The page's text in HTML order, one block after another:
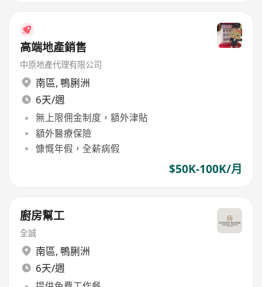
高端地產銷售
中原地產代理有限公司
南區, 鴨脷洲
6天/週
無上限佣金制度，額外津貼
額外醫療保險
慷慨年假，全薪病假
$50K-100K/月
廚房幫工
全誠
南區, 鴨脷洲
6天/週